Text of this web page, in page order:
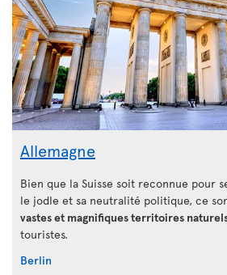
Allemagne
Bien que la Suisse soit reconnue pour
le jodle et sa neutralité politique, ce
vastes et magnifiques territoires
touristes.
Berlin